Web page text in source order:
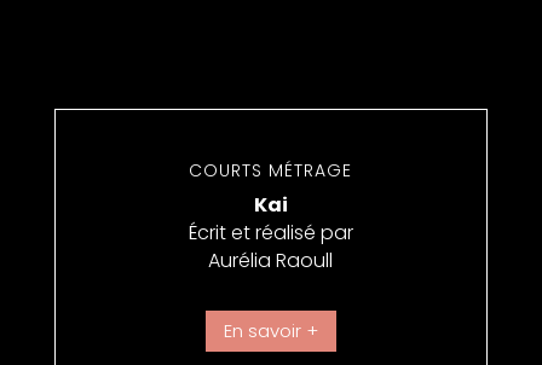
COURTS MÉTRAGE
Kai
Écrit et réalisé par
Aurélia Raoull
En savoir +